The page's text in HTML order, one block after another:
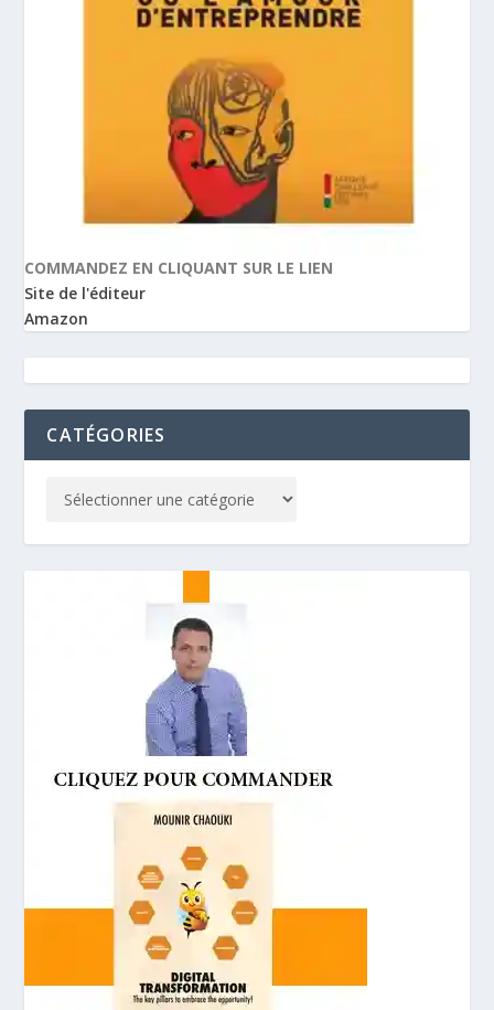
COMMANDEZ EN CLIQUANT SUR LE LIEN
Site de l'éditeur
Amazon
CATÉGORIES